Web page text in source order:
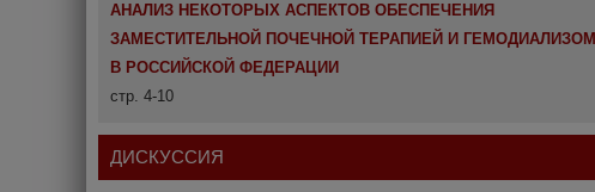
АНАЛИЗ НЕКОТОРЫХ АСПЕКТОВ ОБЕСПЕЧЕНИЯ
ЗАМЕСТИТЕЛЬНОЙ ПОЧЕЧНОЙ ТЕРАПИЕЙ И ГЕМОДИАЛИЗОМ
В РОССИЙСКОЙ ФЕДЕРАЦИИ
стр. 4-10
ДИСКУССИЯ